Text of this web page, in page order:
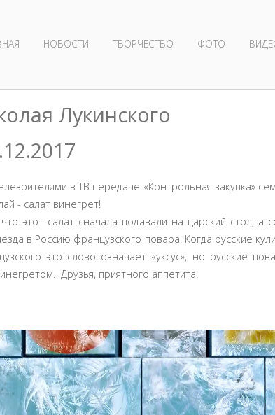
НОВОСТИ ТВОРЧЕСТВО ФОТО
Лукинского
в ТВ передаче «Контрольная закупка»
- салат винегрет!
этот салат сначала подавали на царский стол, а
в Россию французского повара. Когда русские
это слово означает «уксус», но русские
Друзья, приятного аппетита!